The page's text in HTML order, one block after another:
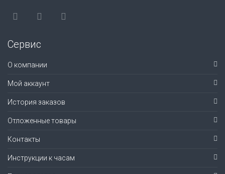
Сервис
О компании
Мой аккаунт
История заказов
Отложенные товары
Контакты
Инструкции к часам